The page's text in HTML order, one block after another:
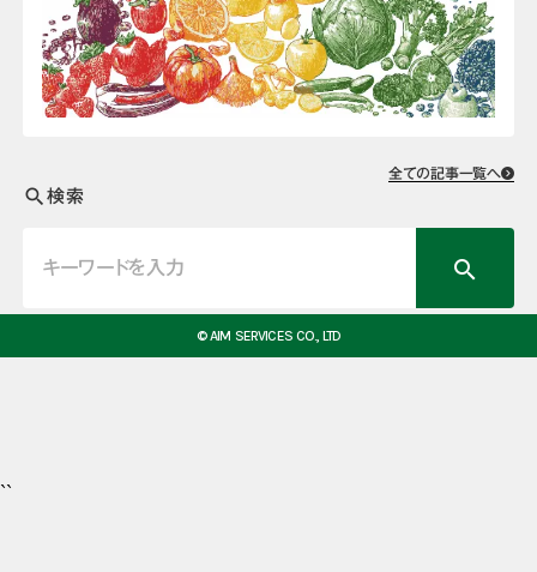
全ての記事一覧へ
search検索
search
© AIM SERVICES CO., LTD
``